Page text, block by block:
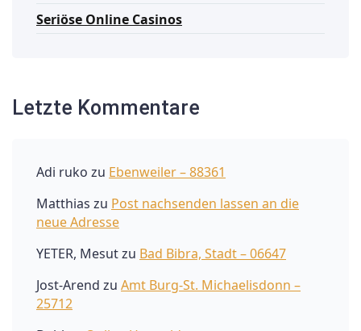
Seriöse Online Casinos
Letzte Kommentare
Adi ruko zu Ebenweiler – 88361
Matthias zu Post nachsenden lassen an die
neue Adresse
YETER, Mesutzu Bad Bibra, Stadt – 06647
Jost-Arend zu Amt Burg-St. Michaelisdonn –
25712